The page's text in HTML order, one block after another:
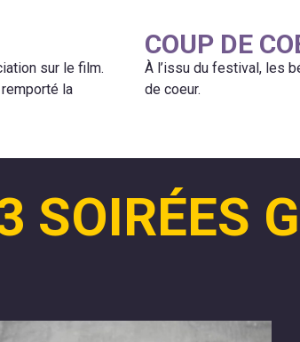
sur le film.
la
COUP DE
À l’issu du festival, les
de coeur.
SOIRÉES